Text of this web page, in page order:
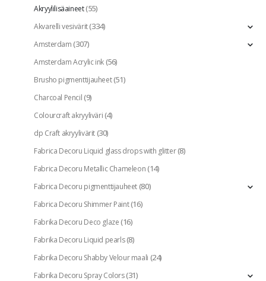
Akryylilisäaineet(55)
Akvarelli vesivärit(334)
Amsterdam(307)
Amsterdam Acrylic ink(56)
Brusho pigmenttijauheet(51)
Charcoal Pencil(9)
Colourcraft akryyliväri(4)
dp Craft akryylivärit(30)
Fabrica Decoru Liquid glass drops with glitter(8)
Fabrica Decoru Metallic Chameleon(14)
Fabrica Decoru pigmenttijauheet(80)
Fabrica Decoru Shimmer Paint(16)
Fabrika Decoru Deco glaze(16)
Fabrika Decoru Liquid pearls(8)
Fabrika Decoru Shabby Velour maali (24)
Fabrika Decoru Spray Colors(31)